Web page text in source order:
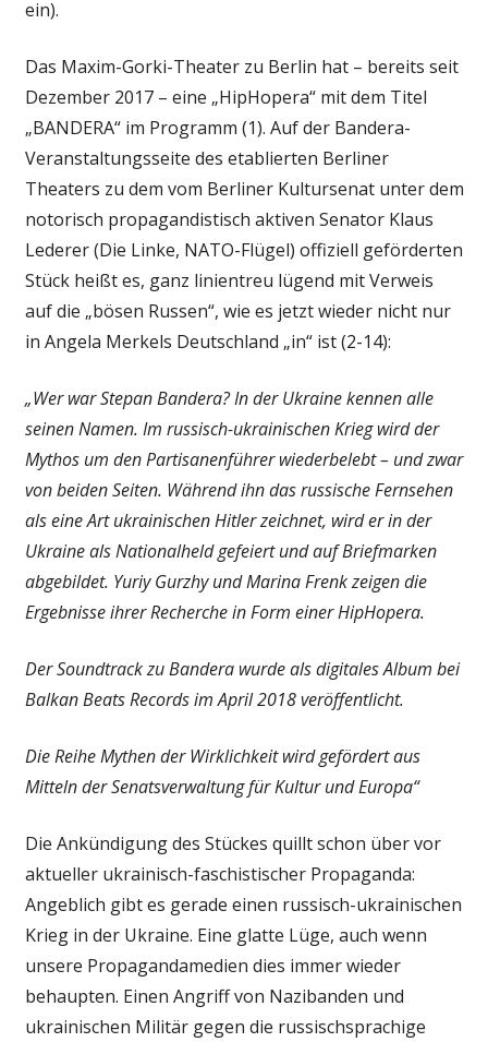
ein).
Das Maxim-Gorki-Theater zu Berlin hat – bereits seit
Dezember 2017 – eine „HipHopera“ mit dem Titel
„BANDERA“ im Programm (1). Auf der Bandera-
Veranstaltungsseite des etablierten Berliner
Theaters zu dem vom Berliner Kultursenat unter dem
notorisch propagandistisch aktiven Senator Klaus
Lederer (Die Linke, NATO-Flügel) offiziell geförderten
Stück heißt es, ganz linientreu lügend mit Verweis
auf die „bösen Russen“, wie es jetzt wieder nicht nur
in Angela Merkels Deutschland „in“ ist (2-14):
„Wer war Stepan Bandera? In der Ukraine kennen alle
seinen Namen. Im russisch-ukrainischen Krieg wird der
Mythos um den Partisanenführer wiederbelebt – und zwar
von beiden Seiten. Während ihn das russische Fernsehen
als eine Art ukrainischen Hitler zeichnet, wird er in der
Ukraine als Nationalheld gefeiert und auf Briefmarken
abgebildet. Yuriy Gurzhy und Marina Frenk zeigen die
Ergebnisse ihrer Recherche in Form einer HipHopera.
Der Soundtrack zu Bandera wurde als digitales Album bei
Balkan Beats Records im April 2018 veröffentlicht.
Die Reihe Mythen der Wirklichkeit wird gefördert aus
Mitteln der Senatsverwaltung für Kultur und Europa“
Die Ankündigung des Stückes quillt schon über vor
aktueller ukrainisch-faschistischer Propaganda:
Angeblich gibt es gerade einen russisch-ukrainischen
Krieg in der Ukraine. Eine glatte Lüge, auch wenn
unsere Propagandamedien dies immer wieder
behaupten. Einen Angriff von Nazibanden und
ukrainischen Militär gegen die russischsprachige